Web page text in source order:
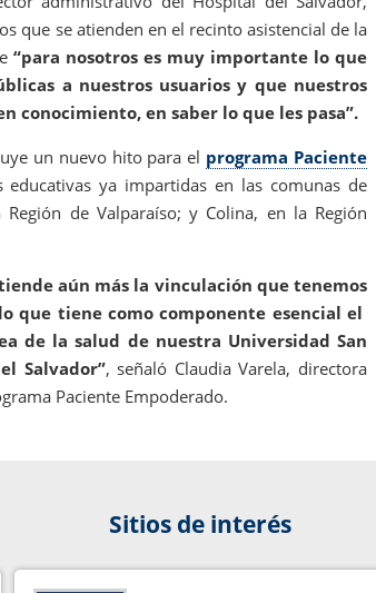
que se atienden en el recinto asistencial de la
“para nosotros es muy importante lo que
a nuestros usuarios y que nuestros
conocimiento, en saber lo que les pasa”.
un nuevo hito para el programa Paciente
ya impartidas en las comunas de
de Valparaíso; y Colina, en la Región
aún más la vinculación que tenemos
que tiene como componente esencial el
de la salud de nuestra Universidad San
Salvador”, señaló Claudia Varela, directora
Paciente Empoderado.
Sitios de interés